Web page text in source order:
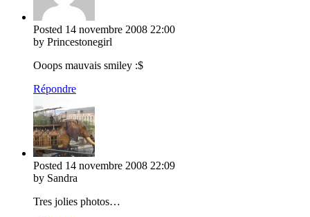
Posted 14 novembre 2008 22:00
by Princestonegirl
Ooops mauvais smiley :$
Répondre
Posted 14 novembre 2008 22:09
by Sandra
Tres jolies photos…